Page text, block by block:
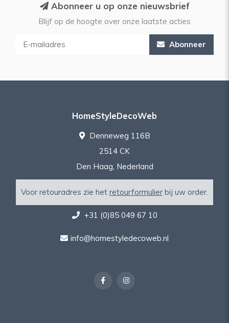
Abonneer u op onze nieuwsbrief
Blijf op de hoogte over onze laatste acties
Abonneer
HomeStyleDecoWeb
Denneweg 116B
2514 CK
Den Haag, Nederland
Voor retouradres zie het retourformulier bij uw order.
+31 (0)85 049 67 10
info@homestyledecoweb.nl